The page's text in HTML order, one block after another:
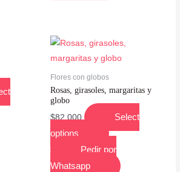
Flores con globos
Rosas, girasoles, margaritas y
globo
$82,000
Select
options
Pedir por
Whatsapp